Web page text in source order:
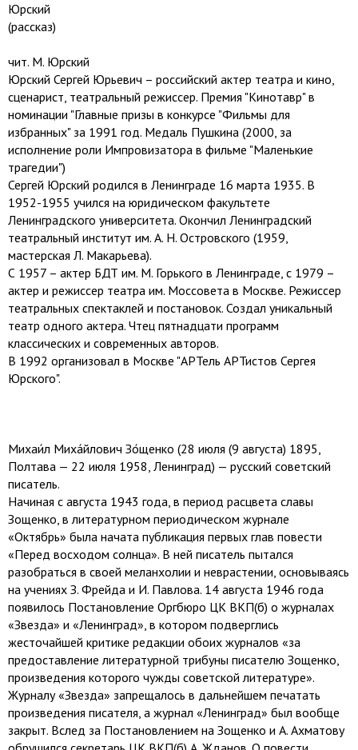
Юрский
(рассказ)
чит. М. Юрский
Юрский Сергей Юрьевич – российский актер театра и кино,
сценарист, театральный режиссер. Премия "Кинотавр" в
номинации "Главные призы в конкурсе "Фильмы для
избранных" за 1991 год. Медаль Пушкина (2000, за
исполнение роли Импровизатора в фильме "Маленькие
трагедии")
Сергей Юрский родился в Ленинграде 16 марта 1935. В
1952-1955 учился на юридическом факультете
Ленинградского университета. Окончил Ленинградский
театральный институт им. А. Н. Островского (1959,
мастерская Л. Макарьева).
С 1957 – актер БДТ им. М. Горького в Ленинграде, с 1979 –
актер и режиссер театра им. Моссовета в Москве. Режиссер
театральных спектаклей и постановок. Создал уникальный
театр одного актера. Чтец пятнадцати программ
классических и современных авторов.
В 1992 организовал в Москве "АРТель АРТистов Сергея
Юрского".
Михаи́л Миха́йлович Зо́щенко (28 июля (9 августа) 1895,
Полтава — 22 июля 1958, Ленинград) — русский советский
писатель.
Начиная с августа 1943 года, в период расцвета славы
Зощенко, в литературном периодическом журнале
«Октябрь» была начата публикация первых глав повести
«Перед восходом солнца». В ней писатель пытался
разобраться в своей меланхолии и неврастении, основываясь
на учениях З. Фрейда и И. Павлова. 14 августа 1946 года
появилось Постановление Оргбюро ЦК ВКП(б) о журналах
«Звезда» и «Ленинград», в котором подверглись
жесточайшей критике редакции обоих журналов «за
предоставление литературной трибуны писателю Зощенко,
произведения которого чужды советской литературе».
Журналу «Звезда» запрещалось в дальнейшем печатать
произведения писателя, а журнал «Ленинград» был вообще
закрыт. Вслед за Постановлением на Зощенко и А. Ахматову